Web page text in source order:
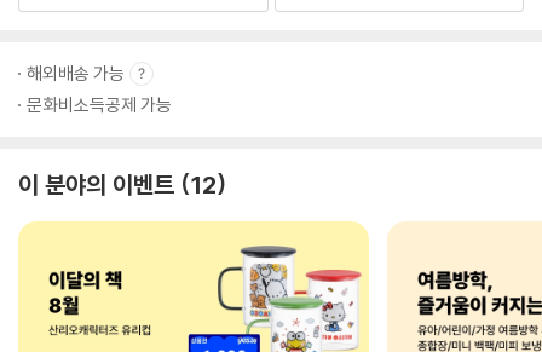
해외배송 가능
문화비소득공제 가능
이 분야의 이벤트 12